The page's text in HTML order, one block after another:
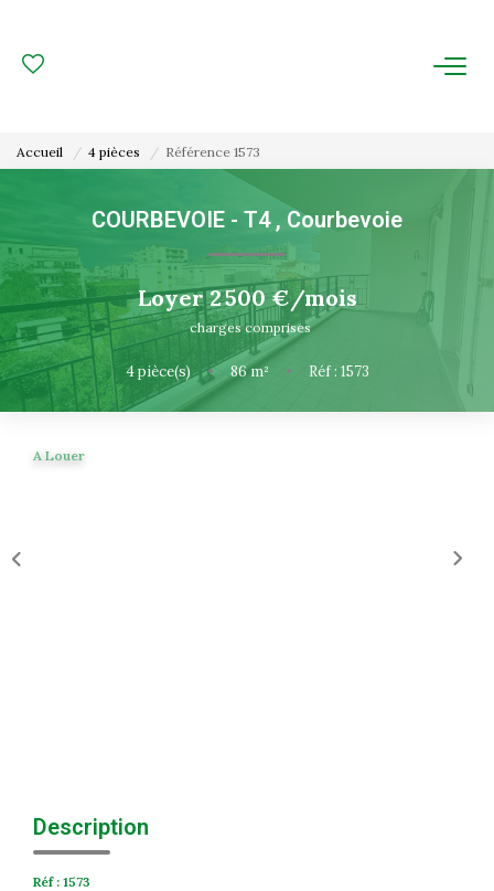
ESTIMATION
FAIRE GÉRER
Gestion Locative
Gestion De Copropriété
Extranet Syndic Et Gestion Locative
Accueil 4 pièces Référence 1573
COURBEVOIE - T4 , Courbevoie
Loyer 2 500 €/mois
charges comprises
4pièce(s) • 86m² • Réf : 1573
A Louer
Description
Réf : 1573